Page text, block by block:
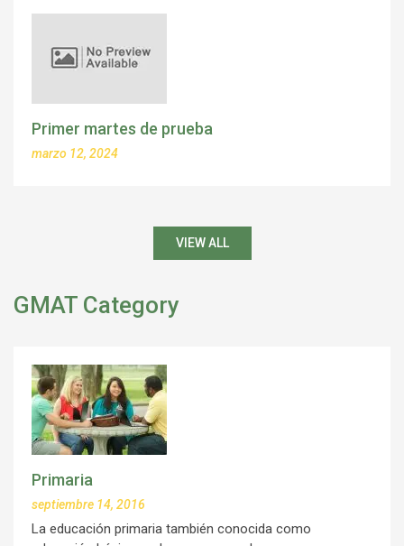
Primer martes de prueba
marzo 12, 2024
VIEW ALL
GMAT Category
Primaria
septiembre 14, 2016
La educación primaria también conocida como